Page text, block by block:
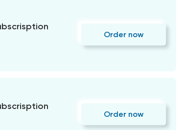
Order now
Order now